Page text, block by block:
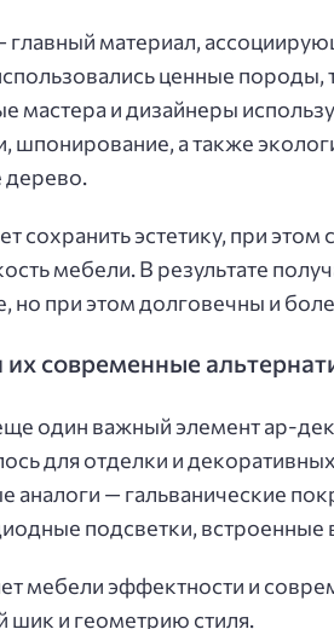
материал,
ценные породы,
мастера и дизайнеры
шпонирование, а также
дерево.
сохранить эстетику, при
мебели. В результате
но при этом долговечны и
современные
один важный элемент ар-
для отделки и
аналоги — гальванические
подсветки, встроенные
мебели эффектности и
шик и геометрию стиля.